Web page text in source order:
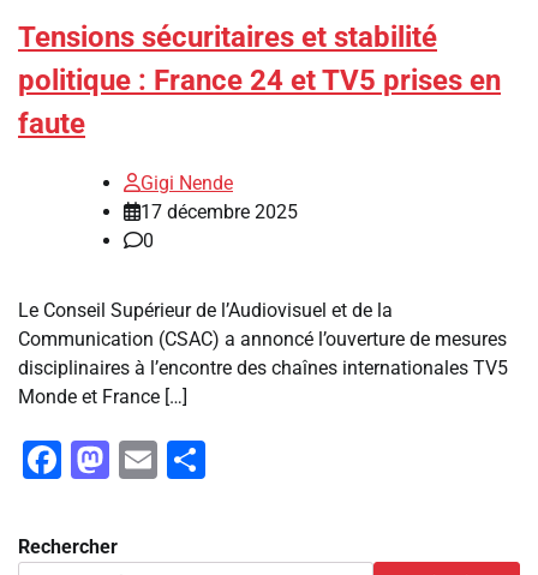
Tensions sécuritaires et stabilité
politique : France 24 et TV5 prises en
faute
Gigi Nende
17 décembre 2025
0
Le Conseil Supérieur de l’Audiovisuel et de la
Communication (CSAC) a annoncé l’ouverture de mesures
disciplinaires à l’encontre des chaînes internationales TV5
Monde et France […]
Facebook
Mastodon
Email
Rechercher